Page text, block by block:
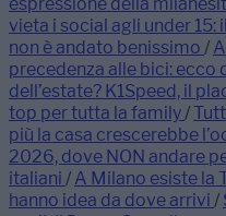
espressione della
vieta i social agli under
non è andato benissimo /
precedenza alle bici: ecco
dell’estate? K1Speed, il
top per tutta la family/
più la casa crescerebbe
2026, dove NON andare
italiani / A Milano esiste la
hanno idea da dove arrivi /